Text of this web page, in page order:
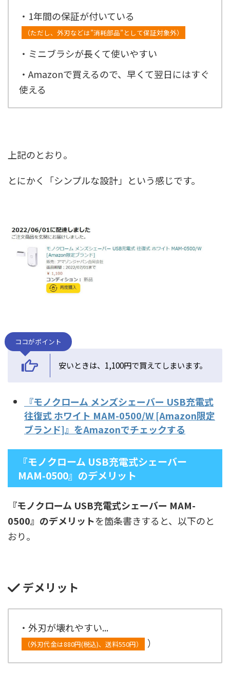
・1年間の保証が付いている
（ただし、外刃などは”消耗部品”として保証対象外）
・ミニブラシが長くて使いやすい
・Amazonで買えるので、早くて翌日にはすぐ
使える
上記のとおり。
とにかく「シンプルな設計」という感じです。
ココがポイント
安いときは、1,100円で買えてしまいます。
『モノクローム メンズシェーバー USB充電式
往復式 ホワイト MAM-0500/W [Amazon限定
ブランド]』をAmazonでチェックする
『モノクローム USB充電式シェーバー
MAM-0500』のデメリット
『モノクローム USB充電式シェーバー MAM-
0500』のデメリットを箇条書きすると、以下のと
おり。
デメリット
・外刃が壊れやすい...
（外刃代金は880円(税込)、送料550円） ）